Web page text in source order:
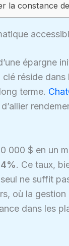
la constance de
épargne
réside
terme.
000 $ en un
. Ce taux,
ne suffit
où la gestion
dans les